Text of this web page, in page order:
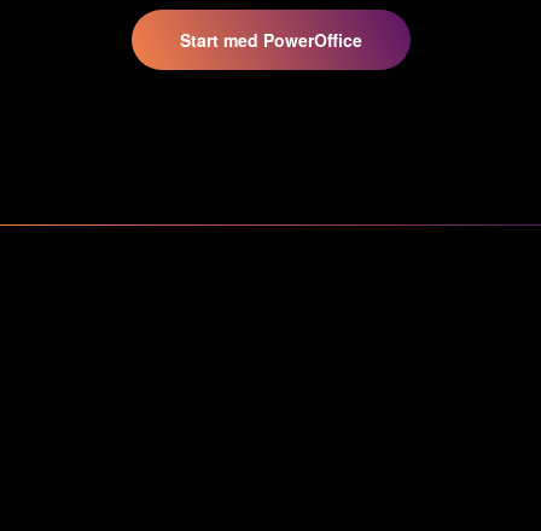
Start med PowerOffice